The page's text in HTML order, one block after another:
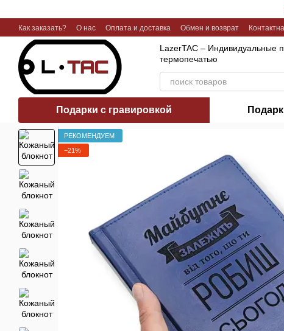
Как заказать? О нас Оплата и доставка Обмен и возврат
Галерея работ
LazerTAC – Индивидуальные
термопечатью
Подарки с гравировкой
РЕКОМЕНДУЕМ
−21%